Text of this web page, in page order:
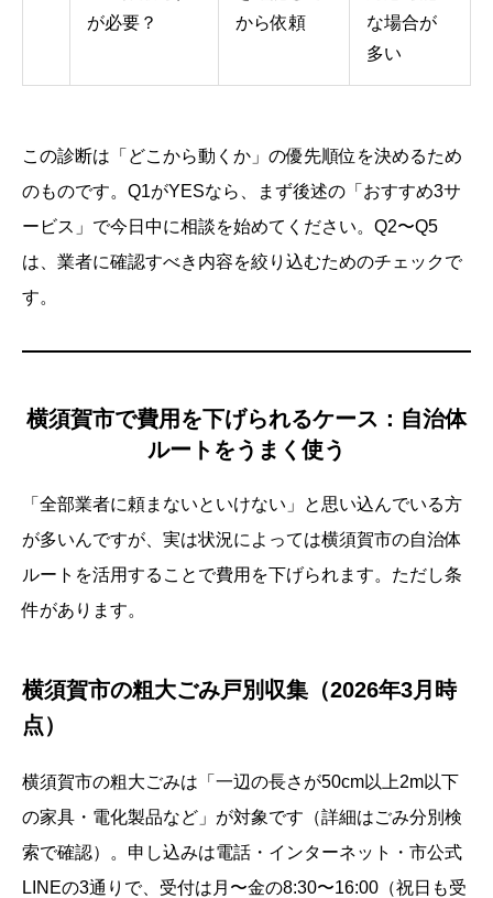
が必要？
から依頼
な場合が
多い
この診断は「どこから動くか」の優先順位を決めるため
のものです。Q1がYESなら、まず後述の「おすすめ3サ
ービス」で今日中に相談を始めてください。Q2〜Q5
は、業者に確認すべき内容を絞り込むためのチェックで
す。
横須賀市で費用を下げられるケース：自治体
ルートをうまく使う
「全部業者に頼まないといけない」と思い込んでいる方
が多いんですが、実は状況によっては横須賀市の自治体
ルートを活用することで費用を下げられます。ただし条
件があります。
横須賀市の粗大ごみ戸別収集（2026年3月時
点）
横須賀市の粗大ごみは「一辺の長さが50cm以上2m以下
の家具・電化製品など」が対象です（詳細はごみ分別検
索で確認）。申し込みは電話・インターネット・市公式
LINEの3通りで、受付は月〜金の8:30〜16:00（祝日も受